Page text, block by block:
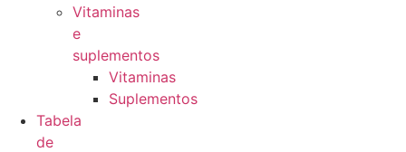
Vitaminas
e
suplementos
Vitaminas
Suplementos
Tabela
de